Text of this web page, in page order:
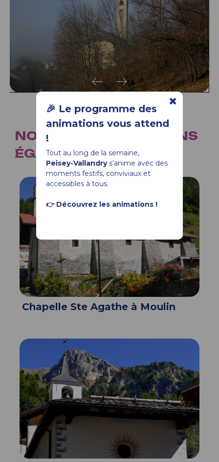
🎉 Le programme des
animations vous attend
!
Tout au long de la semaine,
Peisey-Vallandrys’anime avec des
moments festifs, conviviaux et
accessibles à tous.
👉 Découvrez les animations !
NOUS VOUS SUGGÉRONS
ÉGALEMENT...
Chapelle Ste Agathe à Moulin